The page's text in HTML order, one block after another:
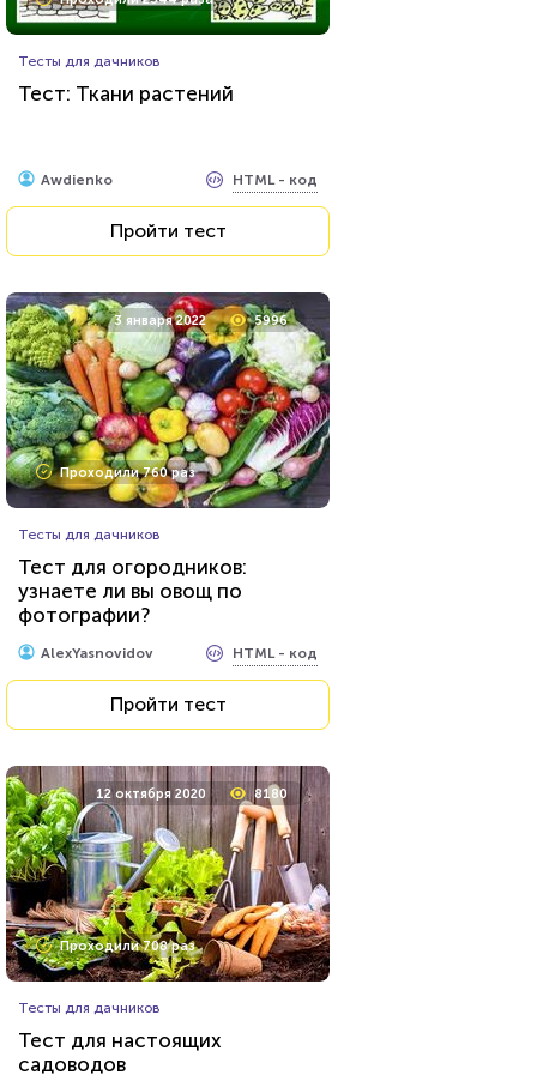
Тесты для дачников
Тест: Ткани растений
Awdienko HTML - код
Пройти тест
3 января 2022 5996
Проходили 760 раз
Тесты для дачников
Тест для огородников:
узнаете ли вы овощ по
фотографии?
AlexYasnovidov HTML - код
Пройти тест
12 октября 2020 8180
Проходили 708 раз
Тесты для дачников
Тест для настоящих
садоводов